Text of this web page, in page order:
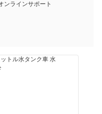
ンラインサポート